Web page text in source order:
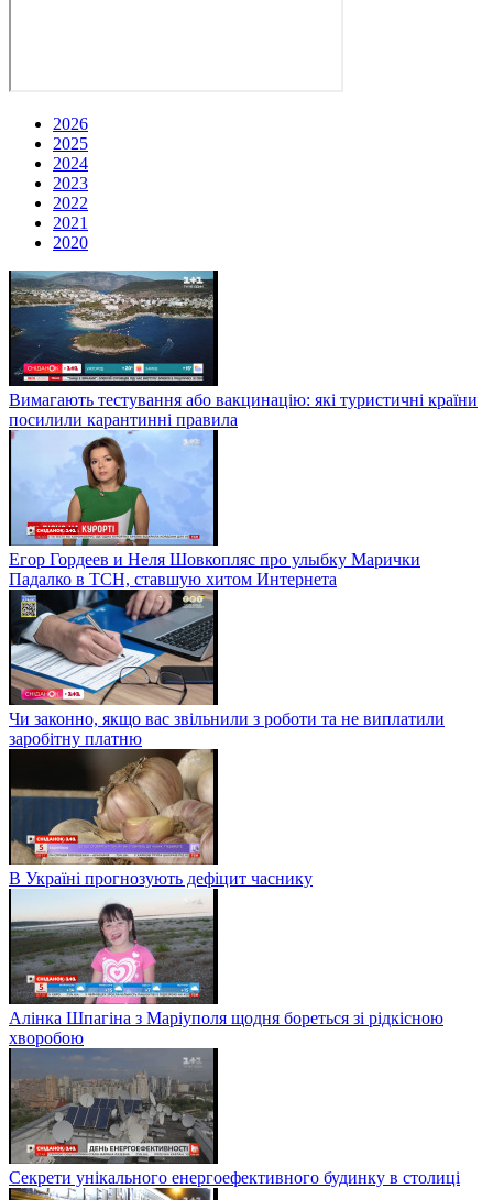
2026
2025
2024
2023
2022
2021
2020
Вимагають тестування або вакцинацію: які туристичні країни
посилили карантинні правила
Егор Гордеев и Неля Шовкопляс про улыбку Марички
Падалко в ТСН, ставшую хитом Интернета
Чи законно, якщо вас звільнили з роботи та не виплатили
заробітну платню
В Україні прогнозують дефіцит часнику
Алінка Шпагіна з Маріуполя щодня бореться зі рідкісною
хворобою
Секрети унікального енергоефективного будинку в столиці